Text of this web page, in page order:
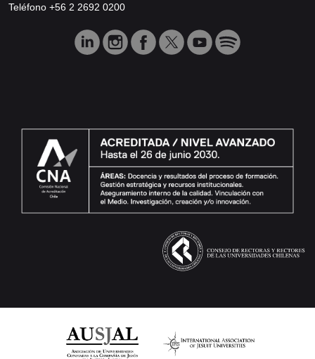
Teléfono +56 2 2692 0200